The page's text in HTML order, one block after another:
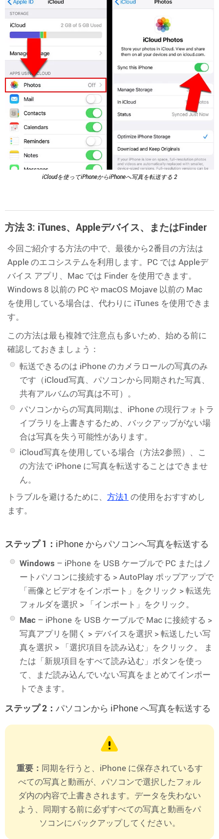
iCloudを使ってiPhoneからiPhoneへ写真を転送する 2
方法 3: iTunes、Appleデバイス、またはFinder
今回ご紹介する方法の中で、最後から2番目の方法は
Apple のエコシステムを利用します。PC では Appleデ
バイス アプリ、Mac では Finder を使用できます。
Windows 8 以前の PC や macOS Mojave 以前の Mac
を使用している場合は、代わりに iTunes を使用できま
す。
この方法は最も複雑で注意点も多いため、始める前に
確認しておきましょう：
転送できるのは iPhone のカメラロールの写真のみ
です（iCloud写真、パソコンから同期された写真、
共有アルバムの写真は不可）。
パソコンからの写真同期は、iPhone の現行フォトラ
イブラリを上書きするため、バックアップがない場
合は写真を失う可能性があります。
iCloud写真を使用している場合（方法2参照）、こ
の方法で iPhone に写真を転送することはできませ
ん。
トラブルを避けるために、 方法1 の使用をおすすめし
ます。
ステップ 1： iPhone からパソコンへ写真を転送する
Windows – iPhone を USB ケーブルで PC またはノ
ートパソコンに接続する > AutoPlay ポップアップで
「画像とビデオをインポート」をクリック > 転送先
フォルダを選択 > 「インポート」をクリック。
Mac – iPhone を USB ケーブルで Mac に接続する >
写真アプリを開く > デバイスを選択 > 転送したい写
真を選択 > 「選択項目を読み込む」をクリック。 ま
たは「新規項目をすべて読み込む」ボタンを使っ
て、まだ読み込んでいない写真をまとめてインポー
トできます。
ステップ 2： パソコンから iPhone へ写真を転送する
重要： 同期を行うと、iPhone に保存されているす
べての写真と動画が、パソコンで選択したフォル
ダ内の内容で上書きされます。データを失わない
よう、同期する前に必ずすべての写真と動画をパ
ソコンにバックアップしてください。